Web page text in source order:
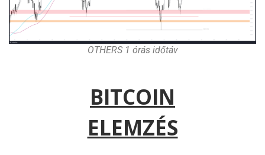
OTHERS 1 órás időtáv
BITCOIN
ELEMZÉS